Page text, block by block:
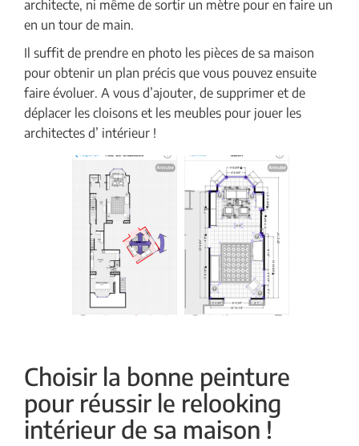
architecte, ni même de sortir un mètre pour en faire un
en un tour de main.
Il suffit de prendre en photo les pièces de sa maison
pour obtenir un plan précis que vous pouvez ensuite
faire évoluer. A vous d’ajouter, de supprimer et de
déplacer les cloisons et les meubles pour jouer les
architectes d’ intérieur !
Choisir la bonne peinture
pour réussir le relooking
intérieur de sa maison !